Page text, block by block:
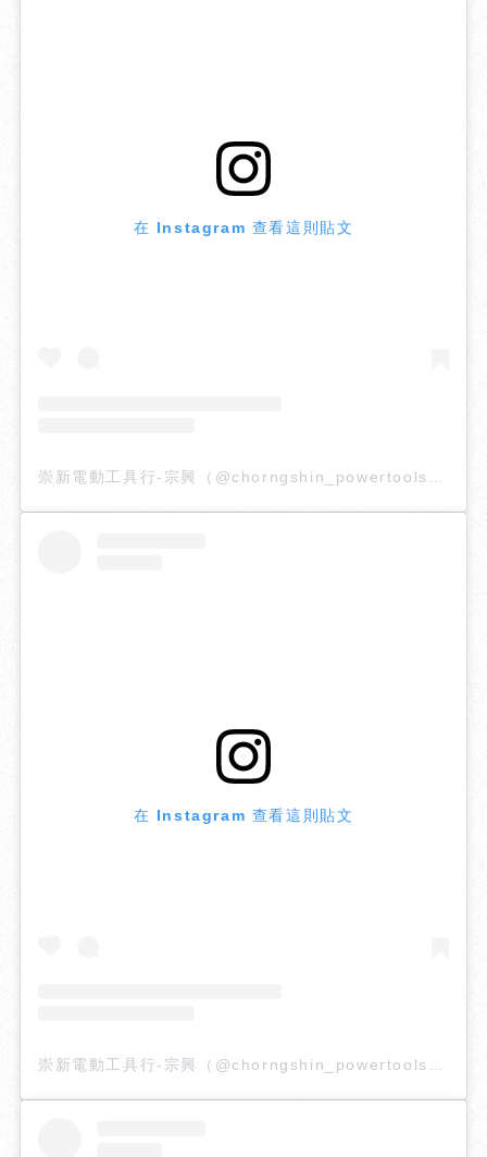
在 Instagram 查看這則貼文
在 Instagram 查看這則貼文
崇新電動工具行-宗興（@chorngshin_powertools）分享的貼文